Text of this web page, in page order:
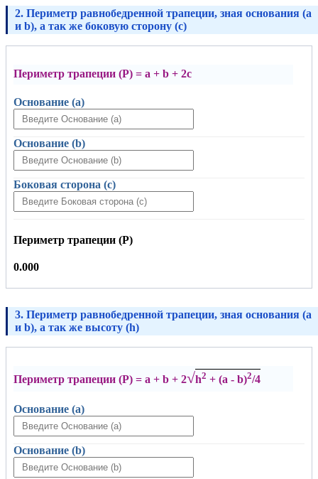
2. Периметр равнобедренной трапеции, зная основания (a
и b), а так же боковую сторону (c)
Периметр трапеции (P) = a + b + 2c
Основание (a)
Основание (b)
Боковая сторона (c)
Периметр трапеции (P)
0.000
3. Периметр равнобедренной трапеции, зная основания (a
и b), а так же высоту (h)
Периметр трапеции (P) = a + b + 2√h2 + (a - b)2/4
Основание (a)
Основание (b)